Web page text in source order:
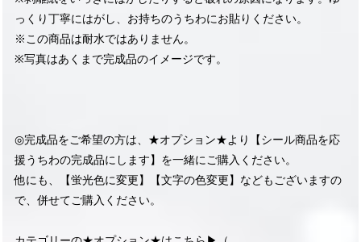
っくり丁寧にはがし、お持ちのうちわにお貼りください。
※この商品は耐水ではありません。
※写真はあくまで完成品のイメージです。
◎完成品をご希望の方は、★オプション★より【シール商品を応
援うちわの完成品にします】を一緒にご購入ください。
他にも、【蛍光色に変更】【文字の色変更】などもございますの
で、併せてご購入ください。